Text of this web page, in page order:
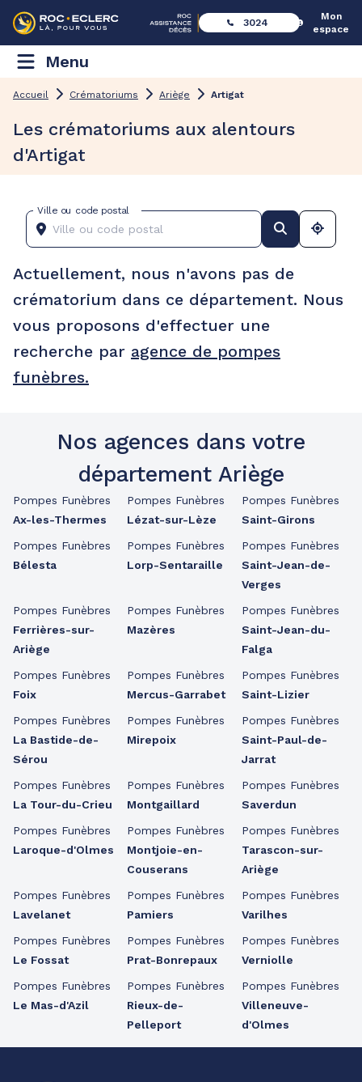
3024
Mon
espace
Menu
Accueil Crématoriums Ariège Artigat
Les crématoriums aux alentours
d'Artigat
Ville ou code postal
Actuellement, nous n'avons pas de
crématorium dans ce département. Nous
vous proposons d'effectuer une
recherche par agence de pompes
funèbres.
Nos agences dans votre
département Ariège
Pompes Funèbres
Ax-les-Thermes
Pompes Funèbres
Bélesta
Pompes Funèbres
Ferrières-sur-
Ariège
Pompes Funèbres
Foix
Pompes Funèbres
La Bastide-de-
Sérou
Pompes Funèbres
La Tour-du-Crieu
Pompes Funèbres
Laroque-d'Olmes
Pompes Funèbres
Lavelanet
Pompes Funèbres
Le Fossat
Pompes Funèbres
Le Mas-d'Azil
Pompes Funèbres
Lézat-sur-Lèze
Pompes Funèbres
Lorp-Sentaraille
Pompes Funèbres
Mazères
Pompes Funèbres
Mercus-Garrabet
Pompes Funèbres
Mirepoix
Pompes Funèbres
Montgaillard
Pompes Funèbres
Montjoie-en-
Couserans
Pompes Funèbres
Pamiers
Pompes Funèbres
Prat-Bonrepaux
Pompes Funèbres
Rieux-de-
Pelleport
Pompes Funèbres
Saint-Girons
Pompes Funèbres
Saint-Jean-de-
Verges
Pompes Funèbres
Saint-Jean-du-
Falga
Pompes Funèbres
Saint-Lizier
Pompes Funèbres
Saint-Paul-de-
Jarrat
Pompes Funèbres
Saverdun
Pompes Funèbres
Tarascon-sur-
Ariège
Pompes Funèbres
Varilhes
Pompes Funèbres
Verniolle
Pompes Funèbres
Villeneuve-
d'Olmes